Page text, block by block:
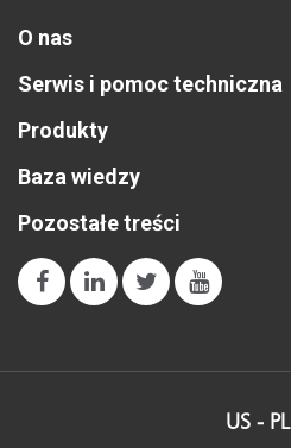
O nas
Serwis i pomoc techniczna
Produkty
Baza wiedzy
Pozostałe treści
US - PL